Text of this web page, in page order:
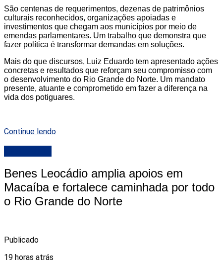
São centenas de requerimentos, dezenas de patrimônios
culturais reconhecidos, organizações apoiadas e
investimentos que chegam aos municípios por meio de
emendas parlamentares. Um trabalho que demonstra que
fazer política é transformar demandas em soluções.
Mais do que discursos, Luiz Eduardo tem apresentado ações
concretas e resultados que reforçam seu compromisso com
o desenvolvimento do Rio Grande do Norte. Um mandato
presente, atuante e comprometido em fazer a diferença na
vida dos potiguares.
Continue lendo
Benes Leocádio amplia apoios em
Macaíba e fortalece caminhada por todo
o Rio Grande do Norte
Publicado
19 horas atrás